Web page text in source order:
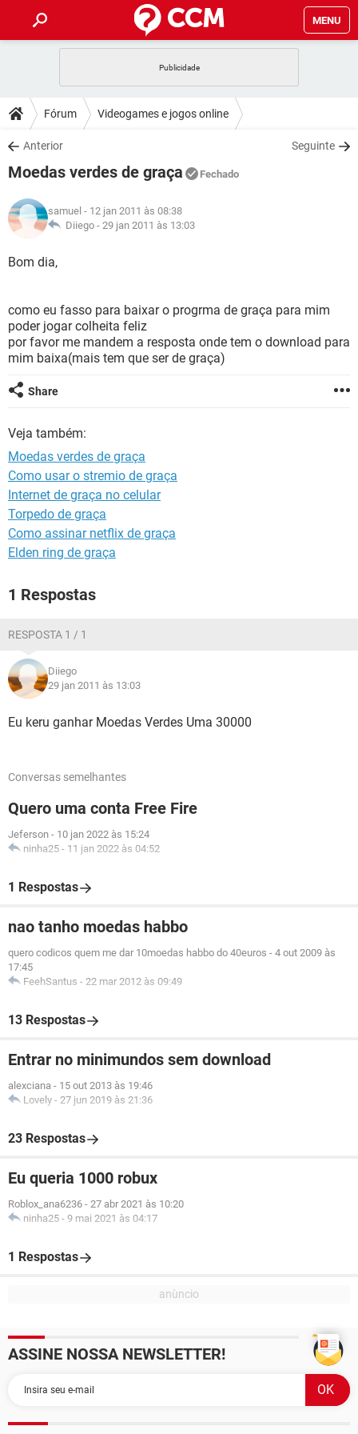
MENU
CELULAR FACEBOOK
OUTLOOK
INSTAGRAM GMAIL
GUIA DE COMPRAS
DICAS
JOGOS WHATSAPP
INSTAGRAM
DOWNLOADS
JOGOS WHATSAPP
CELULAR
OUTLOOK EXCEL
INSTAGRAM
JOGOS
OUTLOOK
GUIA DE COMPRAS
GLOSSÁRIO
JOGOS
OUTLOOK EXCEL
INSTAGRAM GMAIL
GUIA DE COMPRAS
Fórum Videogames e jogos online
Anterior Seguinte
Moedas verdes de graça Fechado
samuel - 12 jan 2011 às 08:38
Diiego - 29 jan 2011 às 13:03
Bom dia,
como eu fasso para baixar o progrma de graça para mim
poder jogar colheita feliz
por favor me mandem a resposta onde tem o download para
mim baixa(mais tem que ser de graça)
Share
Veja também:
Moedas verdes de graça
Como usar o stremio de graça
Internet de graça no celular
Torpedo de graça
Como assinar netflix de graça
Elden ring de graça
1 Respostas
RESPOSTA 1 / 1
Diiego
29 jan 2011 às 13:03
Eu keru ganhar Moedas Verdes Uma 30000
Conversas semelhantes
Quero uma conta Free Fire
Jeferson - 10 jan 2022 às 15:24
ninha25 - 11 jan 2022 às 04:52
1 Respostas
nao tanho moedas habbo
quero codicos quem me dar 10moedas habbo do 40euros - 4 out 2009 às
17:45
FeehSantus - 22 mar 2012 às 09:49
13 Respostas
Entrar no minimundos sem download
alexciana - 15 out 2013 às 19:46
Lovely - 27 jun 2019 às 21:36
23 Respostas
Eu queria 1000 robux
Roblox_ana6236 - 27 abr 2021 às 10:20
ninha25 - 9 mai 2021 às 04:17
1 Respostas
ASSINE NOSSA NEWSLETTER!